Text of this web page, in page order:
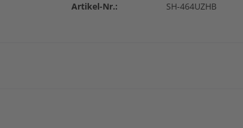
Artikel-Nr.: SH-464UZHB